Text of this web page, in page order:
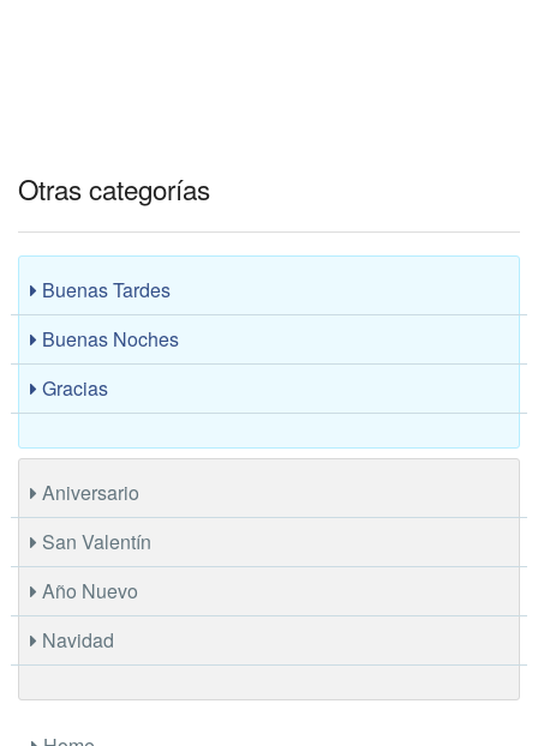
Otras categorías
Buenas Tardes
Buenas Noches
Gracias
Aniversario
San Valentín
Año Nuevo
Navidad